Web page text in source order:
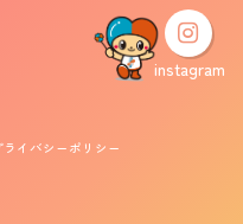
プライバシーポリシー
instagram
ライバシーポリシー